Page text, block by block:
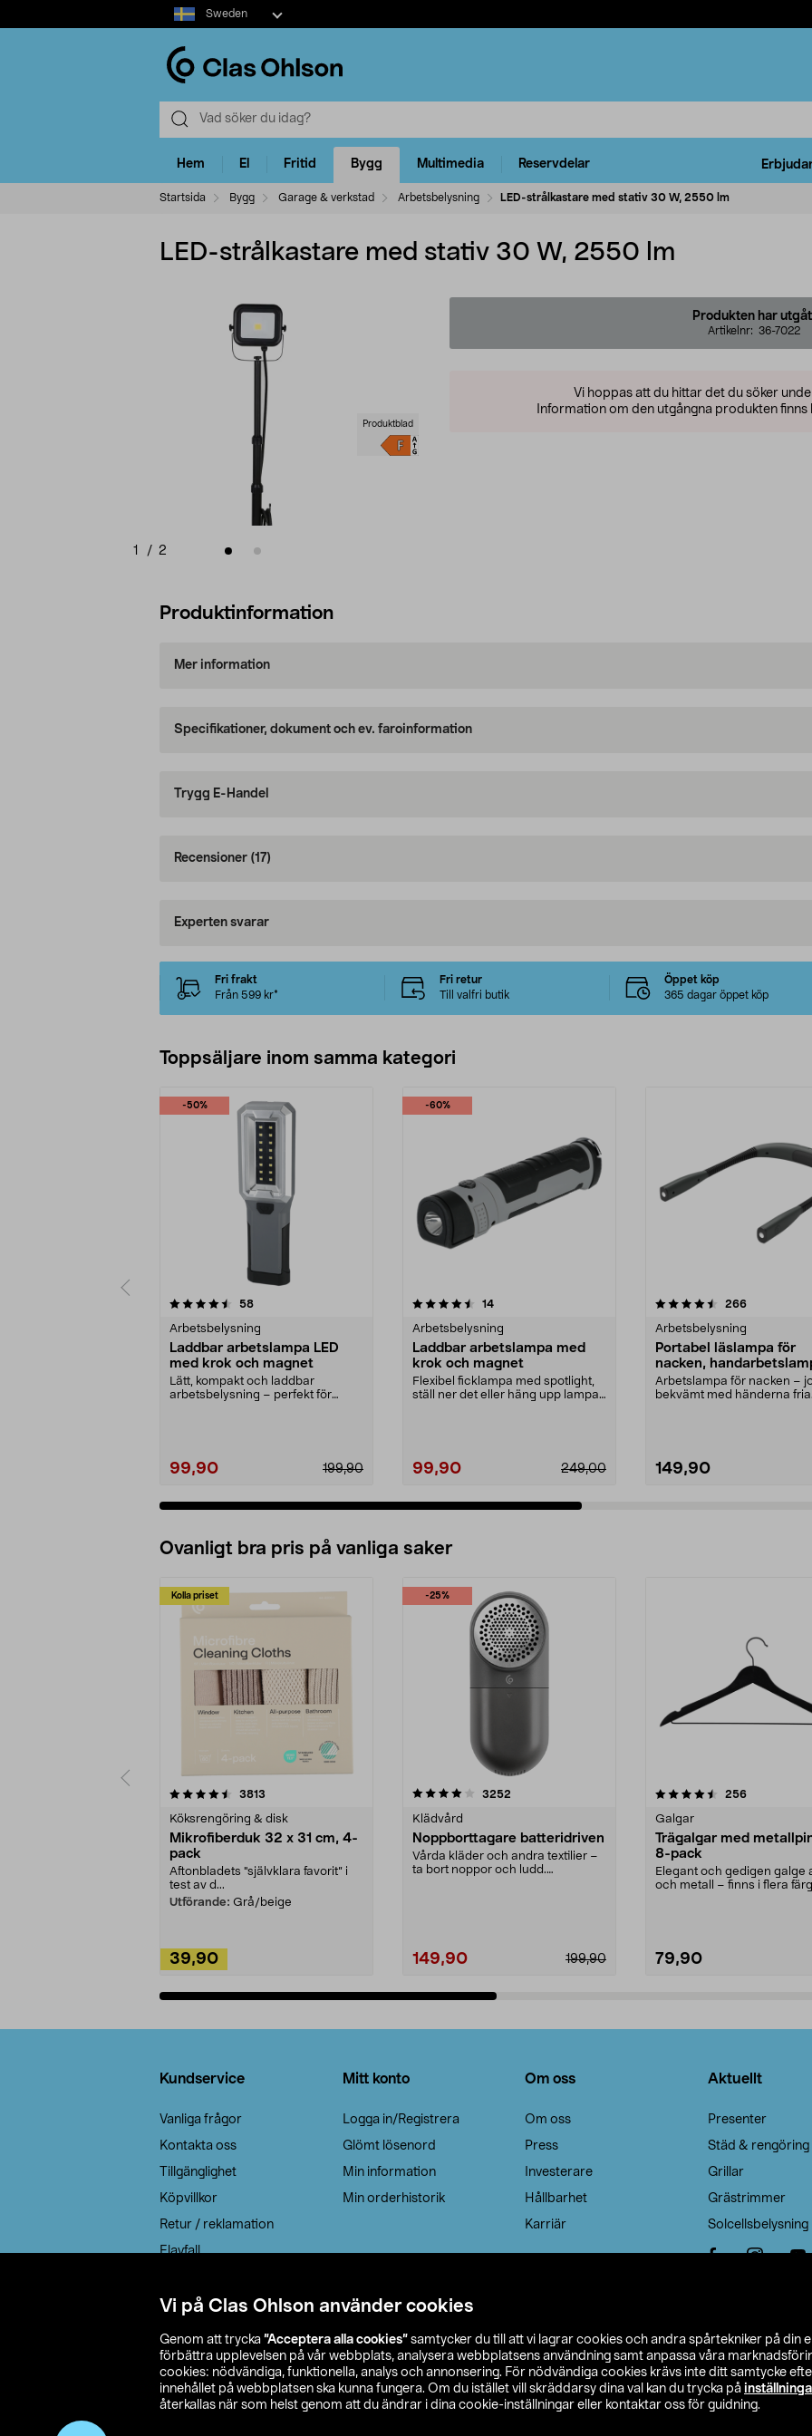
Vi på Clas Ohlson använder cookies
Genom att trycka ”Acceptera alla cookies” samtycker du till att vi lagrar cookies och andra spårtekniker på din
förbättra upplevelsen på vår webbplats, analysera webbplatsens användning samt anpassa våra
cookies: nödvändiga, funktionella, analys och annonsering. För nödvändiga cookies krävs inte ditt samtycke
innehållet på webbplatsen ska kunna fungera. Om du istället vill skräddarsy dina val kan du trycka på
återkallas när som helst genom att du ändrar i dina cookie-inställningar eller kontaktar oss för guidning.
Select
market
Sweden
Hem El Fritid Bygg Multimedia Reservdelar
Startsida Bygg Garage & verkstad Arbetsbelysning LED-strålkastare med stativ 30 W, 2550 lm
LED-strålkastare med stativ 30 W, 2550 lm
Produktblad
1 / 2
Produkten har
Artikelnr: 36-7022
Vi hoppas att du hittar det du söker
Information om den utgångna produkten finns
Produktinformation
Mer information
Specifikationer, dokument och ev. faroinformation
Trygg E-Handel
Recensioner (17)
Experten svarar
Fri frakt
Från 599 kr*
Fri retur
Till valfri butik
Öppet köp
365 dagar öppet köp
Toppsäljare inom samma kategori
-50%
58recensioner
Arbetsbelysning
Laddbar arbetslampa LED
med krok och magnet
Lätt, kompakt och laddbar
arbetsbelysning – perfekt för
99,90 199,90
-60%
4.5 av 5 stjärnor 14recensioner
Arbetsbelysning
Laddbar arbetslampa med
krok och magnet
Flexibel ficklampa med spotlight,
ställ ner det eller häng upp lampan
99,90 249,00
4.5 av 5 stjärnor 266recensioner
Arbetsbelysning
Portabel läslampa för
nacken,
Arbetslampa för nacken –
bekvämt med händerna fria.
149,90
4.0 av 5 stjärnor
Ovanligt bra pris på vanliga saker
Kolla priset
3813
Köksrengöring & disk
Mikrofiberduk 32 x 31 cm, 4-
pack
Aftonbladets "självklara favorit” i
test av d...
Utförande: Grå/beige
39,90
-25%
4.0av 5 stjärnor 3252
Klädvård
Noppborttagare batteridriven
Vårda kläder och andra textilier –
ta bort noppor och ludd.
199,90
149,90
4.5av 5 stjärnor 256recensioner
Galgar
Trägalgar med
8-pack
Elegant och gedigen galge
och metall – finns i flera
79,90
4.0av 5 stjärnor
Kundservice
Vanliga frågor
Kontakta oss
Tillgänglighet
Köpvillkor
Retur / reklamation
Elavfall
Leveransalternativ
Mitt konto
Logga in/Registrera
Glömt lösenord
Min information
Min orderhistorik
Om oss
Om oss
Press
Investerare
Hållbarhet
Karriär
Aktuellt
Presenter
Städ & rengöring
Grillar
Grästrimmer
Solcellsbelysning